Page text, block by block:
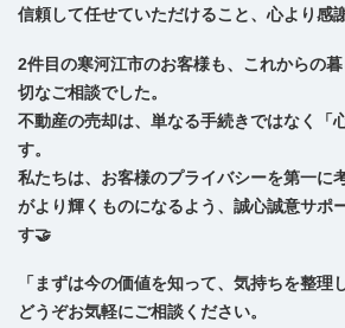
信頼して任せていただけること、心より感
2件目の寒河江市のお客様も、これからの
切なご相談でした。
不動産の売却は、単なる手続きではなく「
す。
私たちは、お客様のプライバシーを第一に
がより輝くものになるよう、誠心誠意サポ
す🤝
「まずは今の価値を知って、気持ちを整理
どうぞお気軽にご相談ください。